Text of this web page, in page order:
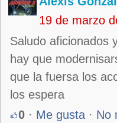
19 de marzo
Saludo aficionados
hay que
que la fuersa los
los espera
0 · Me gusta · No